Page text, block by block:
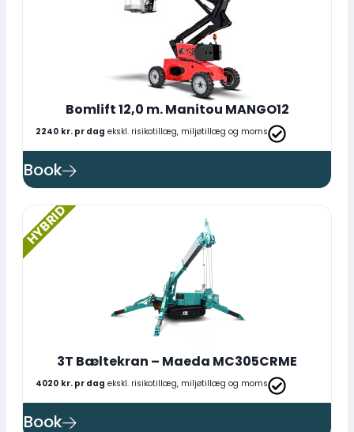
Bomlift 12,0 m. Manitou MANGO12
2240 kr. pr dag ekskl. risikotillæg, miljøtillæg og moms
Book
HYBRID
3T Bæltekran – Maeda MC305CRME
4020 kr. pr dag ekskl. risikotillæg, miljøtillæg og moms
Book